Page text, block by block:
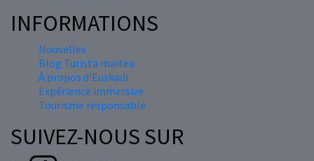
INFORMATIONS
Nouvelles
Blog Turista maitea
À propos d'Euskadi
Expérience immersive
Tourisme responsable
SUIVEZ-NOUS SUR